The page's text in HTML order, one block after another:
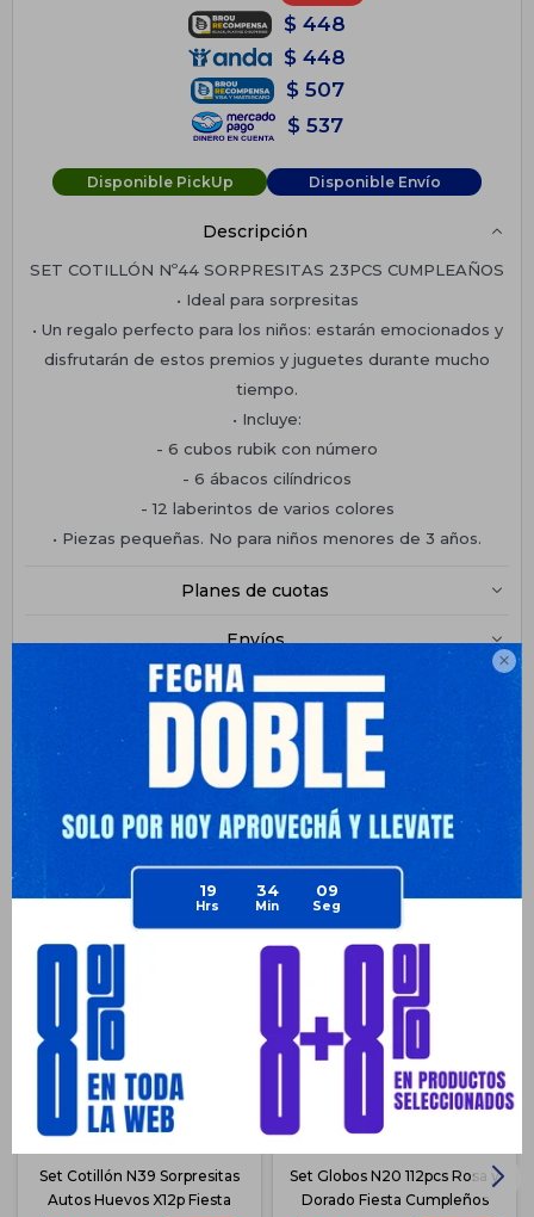

19 34 09
$ 448
$ 448
$ 507
$ 537
Disponible PickUp Disponible Envío
Descripción
SET COTILLÓN Nº44 SORPRESITAS 23PCS CUMPLEAÑOS
• Ideal para sorpresitas
• Un regalo perfecto para los niños: estarán emocionados y
disfrutarán de estos premios y juguetes durante mucho
tiempo.
• Incluye:
- 6 cubos rubik con número
- 6 ábacos cilíndricos
- 12 laberintos de varios colores
• Piezas pequeñas. No para niños menores de 3 años.
Planes de cuotas
Envíos
Medios de pago
Productos que te pueden interesar
Set Cotillón N39 Sorpresitas
Autos Huevos X12p Fiesta
Set Globos N20 112pcs Rosa y
Dorado Fiesta Cumpleños